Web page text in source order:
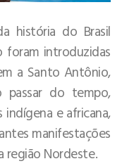
história do Brasil
foram introduzidas
a Santo Antônio,
do tempo,
indígena e africana,
manifestações
região Nordeste.